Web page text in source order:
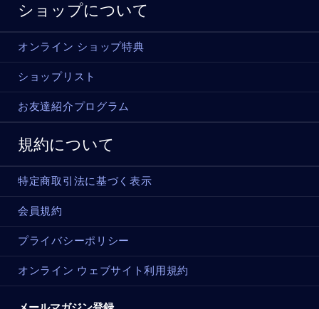
ショップについて
オンライン ショップ特典
ショップリスト
お友達紹介プログラム
規約について
特定商取引法に基づく表示
会員規約
プライバシーポリシー
オンライン ウェブサイト利用規約